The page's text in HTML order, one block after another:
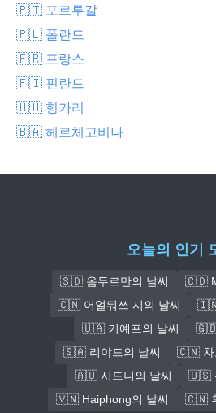
🇵🇹 포르투갈
🇵🇱 폴란드
🇫🇷 프랑스
🇫🇮 핀란드
🇭🇺 헝가리
🇧🇦 헤르체고비나
오늘의 인기
🇸🇩 옴두르만의 날씨
🇨🇩
🇨🇳 어얼둬쓰 시의 날씨
🇮🇳
🇺🇦 키예프의 날씨
🇬🇧
🇸🇦 리야드의 날씨
🇨🇳 차
🇦🇺 시드니의 날씨
🇺🇸
🇻🇳 Haiphong의 날씨
🇨🇳